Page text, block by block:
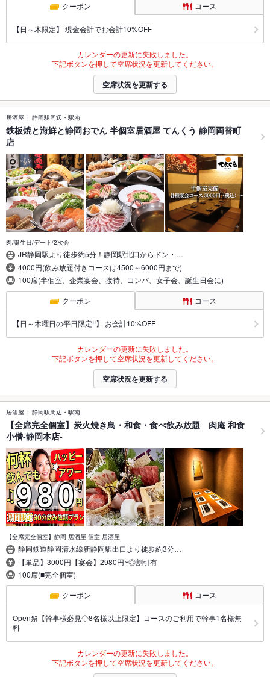
クーポン コース
【日～木限定】 現金会計でお会計10%OFF
カレンダーの更新に失敗しました。
下記ボタンを押して空席状況を更新してください。
空席状況を更新する
居酒屋 静岡駅周辺・駅南
鉄板焼と海鮮と静岡おでん 半個室居酒屋 てんくう 静岡両替町
店
肉/誕生日/デート/2次会
JR静岡駅より徒歩約5分！静岡駅北口からドン・…
4000円(飲み放題付きコースは4500～6000円まで)
100席(半個室、企業宴会、接待、コンパ、女子会、誕生日会に)
クーポン コース
【日～木曜日の平日限定!!】 お会計10%OFF
カレンダーの更新に失敗しました。
下記ボタンを押して空席状況を更新してください。
空席状況を更新する
居酒屋 静岡駅周辺・駅南
【全席完全個室】炭火焼き鳥・和食・食べ飲み放題 肉庵 和食
小僧-静岡本店-
【全席完全個室】静岡 居酒屋 個室 居酒屋
静岡鉄道静岡清水線新静岡駅出口より徒歩約3分…
【単品】3000円【宴会】2980円~◎割引有
100席(■完全個室)
クーポン コース
Open祭【幹事様必見◇8名様以上限定】コースのご利用で幹事1名様無
料
カレンダーの更新に失敗しました。
下記ボタンを押して空席状況を更新してください。